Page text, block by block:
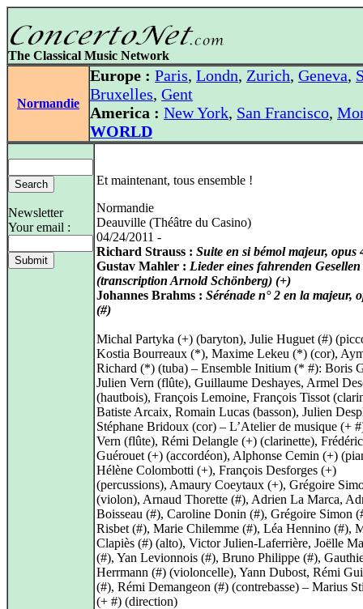
The Classical Music Network
Normandie
Europe : Paris, Londn, Zurich, Geneva,
Bruxelles, Gent
America : New York, San Francisco,
WORLD
Newsletter
Your email :
Et maintenant, tous ensemble !
Normandie
Deauville (Théâtre du Casino)
04/24/2011 -
Richard Strauss : Suite en si bémol majeur, opus
Gustav Mahler : Lieder eines fahrenden Gesellen
(transcription Arnold Schönberg) (+)
Johannes Brahms : Sérénade n° 2 en la majeur,
(#)
Michal Partyka (+) (baryton), Julie Huguet (#)
Kostia Bourreaux (*), Maxime Lekeu (*) (cor),
Richard (*) (tuba) – Ensemble Initium (* #): Boris
Julien Vern (flûte), Guillaume Deshayes, Armel
(hautbois), François Lemoine, François Tissot
Batiste Arcaix, Romain Lucas (basson), Julien
Stéphane Bridoux (cor) – L’Atelier de musique (+
Vern (flûte), Rémi Delangle (+) (clarinette), Frédéric
Guérouet (+) (accordéon), Alphonse Cemin (+)
Hélène Colombotti (+), François Desforges (+)
(percussions), Amaury Coeytaux (+), Grégoire
(violon), Arnaud Thorette (#), Adrien La Marca,
Boisseau (#), Caroline Donin (#), Grégoire Simon
Risbet (#), Marie Chilemme (#), Léa Hennino (#),
Clapiès (#) (alto), Victor Julien-Laferrière, Joëlle
(#), Yan Levionnois (#), Bruno Philippe (#),
Herrmann (#) (violoncelle), Yann Dubost, Rémi
(#), Rémi Demangeon (#) (contrebasse) – Marius
(+ #) (direction)